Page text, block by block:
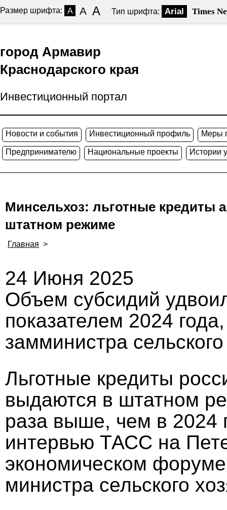
Размер шрифта: A A A Тип шрифта: Arial Times
город Армавир
Краснодарского края
Инвестиционный портал
Новости и события Инвестиционный профиль Меры
Предпринимателю Национальные проекты Истории
Минсельхоз: льготные кредиты
штатном режиме
Главная >
24 Июня 2025
Объем субсидий
показателем 2024
замминистра
Льготные кредиты
выдаются в штатном
раза выше, чем в 2024
интервью ТАСС на
экономическом
министра сельского